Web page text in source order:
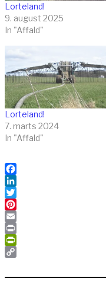
Lorteland!
9. august 2025
In "Affald"
Lorteland!
7. marts 2024
In "Affald"
Facebook
LinkedIn
Twitter
Pinterest
Email
Print
PrintFriendly
Link